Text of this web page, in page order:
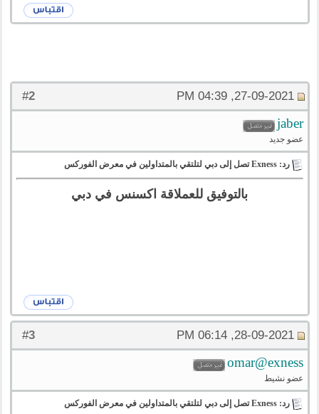
#
2 27-09-2021, 04:39 PM
jaber
عضو جديد
رد: Exness تصل إلى دبي لتلتقي بالمتداولين في معرض الفوركس
بالتوفيق للعملاقة اكسنس في دبي
#
3 28-09-2021, 06:14 PM
omar@exness
عضو نشيط
رد: Exness تصل إلى دبي لتلتقي بالمتداولين في معرض الفوركس